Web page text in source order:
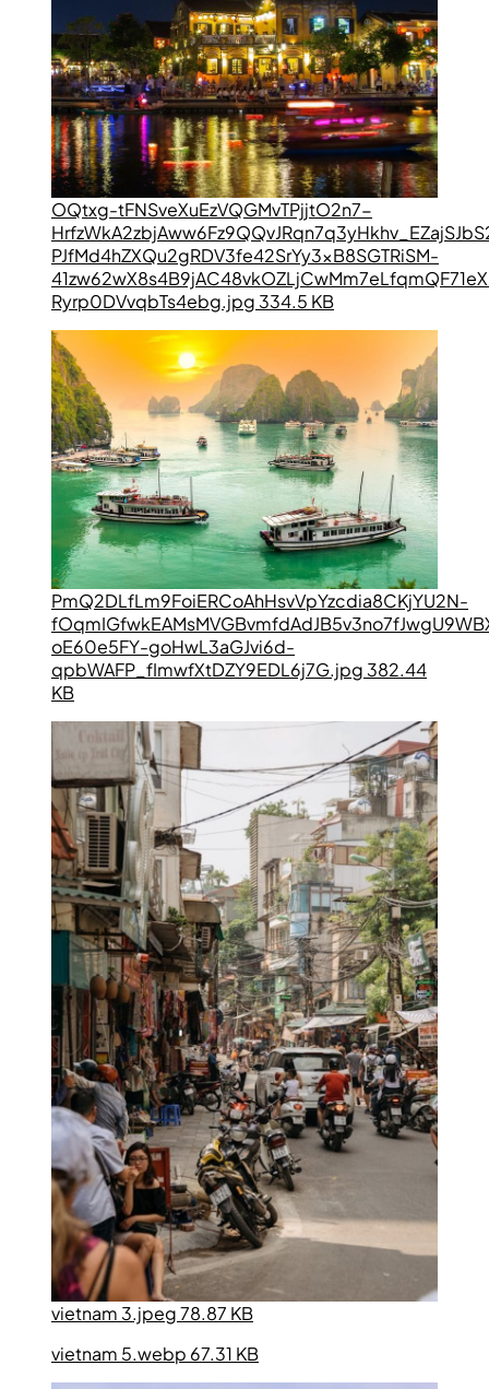
OQtxg-tFNSveXuEzVQGMvTPjjtO2n7-
PJfMd4hZXQu2gRDV3fe42SrYy3xB8SGTRiSM-
Ryrp0DVvqbTs4ebg.jpg 334.5 KB
PmQ2DLfLm9FoiERCoAhHsvVpYzcdia8CKjYU2N-
oE60e5FY-goHwL3aGJvi6d-
qpbWAFP_fImwfXtDZY9EDL6j7G.jpg 382.44
KB
vietnam 3.jpeg 78.87 KB
vietnam 5.webp 67.31 KB